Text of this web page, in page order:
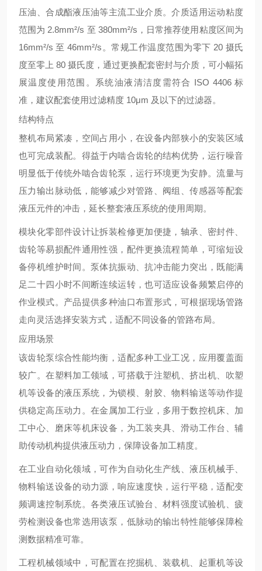
压油、合成酯液压油等主流工业介质。介质适用运动粘度
范围为 2.8mm²/s 至 380mm²/s，日常推荐使用粘度区间为
16mm²/s 至 46mm²/s。常规工作温度范围为零下 20 摄氏
度至零上 80 摄氏度，通过更换配套密封与介质，可小幅拓
展温度使用范围。系统油液清洁度需符合 ISO 4406 标
准，建议配套使用过滤精度 10μm 及以下的过滤器。
结构特点
整机布局紧凑，空间占用小，在设备内部狭小的安装区域
也可完成装配。得益于内啮合齿轮的结构优势，运行噪音
明显低于传统外啮合齿轮泵，运行环境更为安静。流量与
压力输出脉动低，能够减少对管路、阀组、传感器等配套
液压元件的冲击，延长整套液压系统的使用周期。
模块化零部件设计让拆装检修更加便捷，轴承、密封件、
齿轮等易损配件通用性强，配件更换流程简单，可缩短设
备停机维护时间。泵体抗振动、抗冲击能力突出，既能满
足二十四小时不间断连续运转，也可适应设备频繁启停的
作业模式。产品提供多种油口布置形式，可根据现场管路
走向灵活选择安装方式，适配不同设备的管路布局。
应用场景
该齿轮泵综合性能均衡，适配多种工业工况，应用覆盖面
较广。在塑料加工领域，可搭载于注塑机、挤出机、吹塑
机等设备的液压系统，为锁模、射胶、物料输送等动作提
供稳定高压动力。在金属加工行业，多用于数控机床、加
工中心、磨床等机床设备，为工装夹具、滑动工作台、辅
助传动机构提供液压动力，保障设备加工精度。
在工业自动化领域，可作为自动化生产线、液压机械手、
物料输送设备的动力源，响应速度快，运行平稳，适配变
频调速控制系统。各类液压试验台、材料强度试验机、疲
劳检测设备也常选用该泵，低脉动的输出特性能够保障检
测数据精准可靠。
工程机械领域中，可配置在挖掘机、装载机、起重机等设